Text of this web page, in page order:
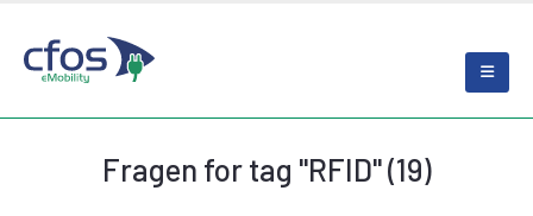
Fragen for tag "RFID" (19)